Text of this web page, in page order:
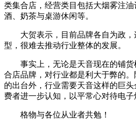
类集合店，经营类目包括大烟雾注
酒、奶茶与桌游休闲等。
大贺表示，目前品牌各自为政
型，很难去推动行业整体的发展。
事实上，无论是天音现在的铺
合店品牌，对行业都是利大于弊的
的出台外，行业需要天音这样的巨
费者进一步认知，以平常心对待电子
格物与各位从业者共勉！